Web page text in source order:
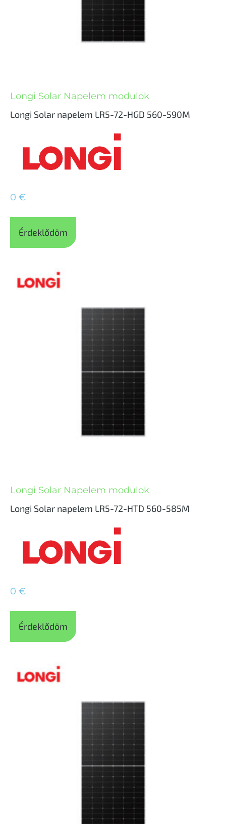
Longi Solar Napelem modulok
Longi Solar napelem LR5-72-HGD 560-590M
0 €
Érdeklődöm
Longi Solar Napelem modulok
Longi Solar napelem LR5-72-HTD 560-585M
0 €
Érdeklődöm